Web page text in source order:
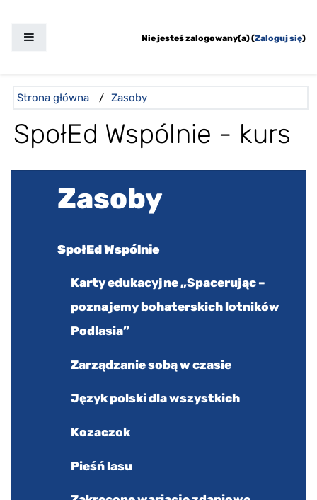
Nie jesteś zalogowany(a) (Zaloguj się)
Ścieżka do strony
Strona główna / Zasoby
SpołEd Wspólnie - kurs
Zasoby
SpołEd Wspólnie
Karty edukacyjne „Spacerując –
poznajemy bohaterskich lotników
Podlasia”
Zarządzanie sobą w czasie
Język polski dla wszystkich
Kozaczok
Pieśń lasu